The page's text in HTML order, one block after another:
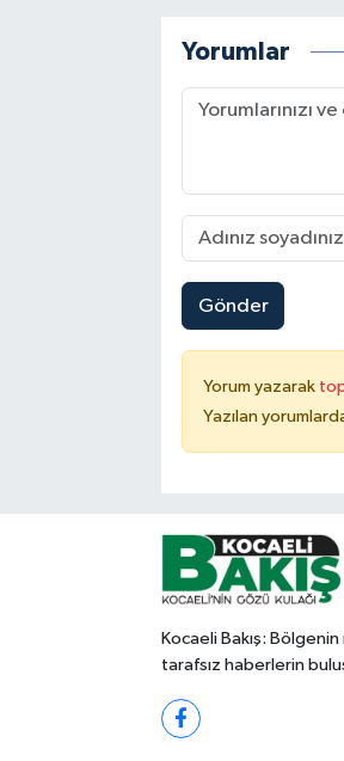
Yorumlar
Gönder
Yorum yazarak
Yazılan
Kocaeli Bakış:
tarafsız haberlerin